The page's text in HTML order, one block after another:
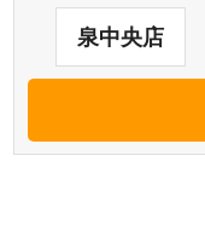
泉中央店